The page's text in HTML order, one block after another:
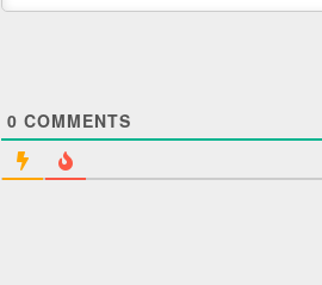
0 COMMENTS